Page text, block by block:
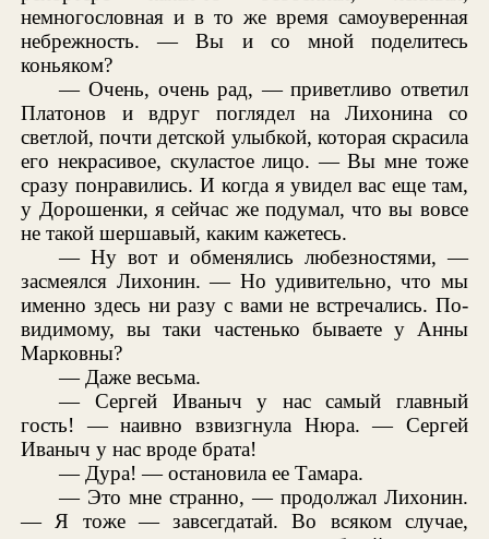
немногословная и в то же время самоуверенная
небрежность. — Вы и со мной поделитесь
коньяком?
— Очень, очень рад, — приветливо ответил
Платонов и вдруг поглядел на Лихонина со
светлой, почти детской улыбкой, которая скрасила
его некрасивое, скуластое лицо. — Вы мне тоже
сразу понравились. И когда я увидел вас еще там,
у Дорошенки, я сейчас же подумал, что вы вовсе
не такой шершавый, каким кажетесь.
— Ну вот и обменялись любезностями, —
засмеялся Лихонин. — Но удивительно, что мы
именно здесь ни разу с вами не встречались. По-
видимому, вы таки частенько бываете у Анны
Марковны?
— Даже весьма.
— Сергей Иваныч у нас самый главный
гость! — наивно взвизгнула Нюра. — Сергей
Иваныч у нас вроде брата!
— Дура! — остановила ее Тамара.
— Это мне странно, — продолжал Лихонин.
— Я тоже — завсегдатай. Во всяком случае,